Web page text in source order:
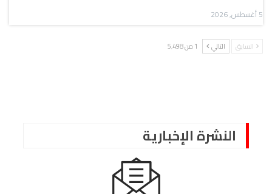
5 أغسطس, 2026
السابق التالي 1 من 5٬498
النشرة الإخبارية